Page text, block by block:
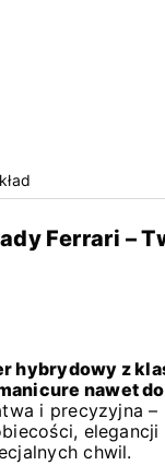
Ferrari –
hybrydowy z
nawet do
i precyzyjna
chwil.